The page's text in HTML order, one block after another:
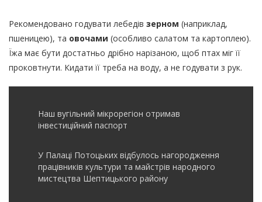
Рекомендовано годувати лебедів зерном (наприклад,
пшеницею), та овочами (особливо салатом та картоплею).
Їжа має бути достатньо дрібно нарізаною, щоб птах міг її
проковтнути. Кидати її треба на воду, а не годувати з рук.
Наш вугільний мікрорегіон отримав
інвеcтиційний паспорт
У Палаці Потоцьких відбулось нагородження
працівників культури та майстрів народного
мистецтва Шептицького району